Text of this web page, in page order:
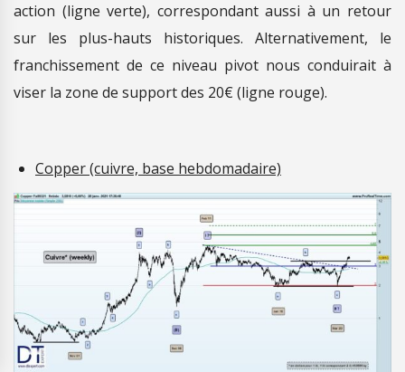
action (ligne verte), correspondant aussi à un retour
sur les plus-hauts historiques. Alternativement, le
franchissement de ce niveau pivot nous conduirait à
viser la zone de support des 20€ (ligne rouge).
Copper (cuivre, base hebdomadaire)